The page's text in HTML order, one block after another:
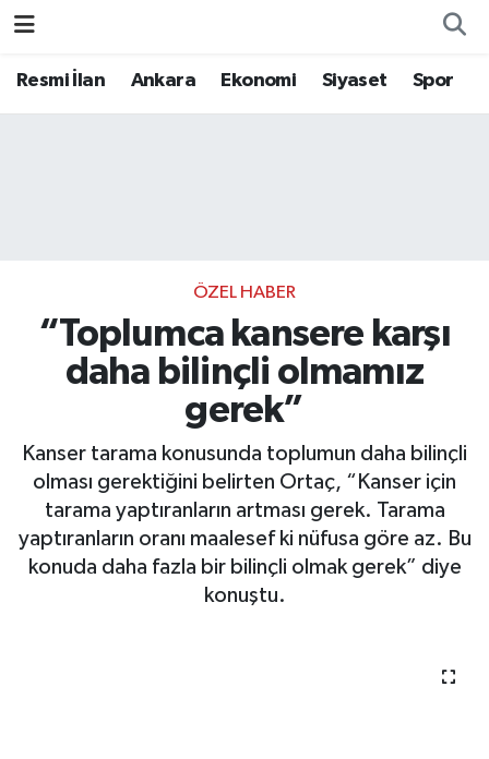
Resmi İlan Ankara Ekonomi Siyaset Spor
ÖZEL HABER
“Toplumca kansere karşı
daha bilinçli olmamız
gerek”
Kanser tarama konusunda toplumun daha bilinçli
olması gerektiğini belirten Ortaç, “Kanser için
tarama yaptıranların artması gerek. Tarama
yaptıranların oranı maalesef ki nüfusa göre az. Bu
konuda daha fazla bir bilinçli olmak gerek” diye
konuştu.